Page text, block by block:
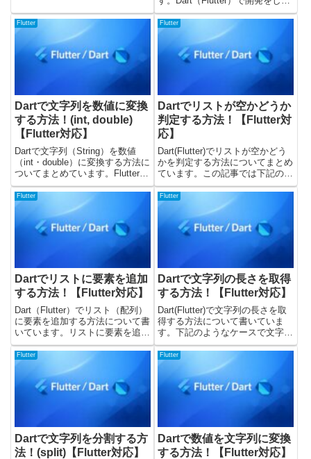
のレスポンスを結合したり、ペー
ジングしたデータをリストに追加
したりする...
いると、「このリストに特定の値
が含まれているか調べたい」とい
う場面はよくあります。例えば、
次のようなケースです。Todoリ
ストに同じ項目...
Flutter
Dartで文字列を数値に変換
する方法！(int, double)
【Flutter対応】
Dartで文字列（String）を数値
（int・double）に変換する方法に
ついてまとめています。Flutterで
ユーザー入力を受け取ったり、
APIレスポンスを処理したりする
場面でよく使うので、一度確認し
ておくと良いかと思います。この
記事...
Flutter
Dartでリストが空かどうか
判定する方法！【Flutter対
応】
Dart(Flutter)でリストが空かどう
かを判定する方法についてまとめ
ています。この記事では下記の内
容を確認してみました。isEmpty
を使った判定isNotEmpty を使っ
た判定length == 0 を使った判定
（非推奨）nul...
Flutter
Dartでリストに要素を追加
する方法！【Flutter対応】
Dart（Flutter）でリスト（配列）
に要素を追加する方法について書
いています。リストに要素を追加
する処理を書くのは、例えば次の
ようなケースです。ボタンを押し
たらリストにデータを追加したい
APIから取得したデータをリスト
に格納したい入力...
Flutter
Dartで文字列の長さを取得
する方法！【Flutter対応】
Dart(Flutter)で文字列の長さを取
得する方法について書いていま
す。下記のようなケースで文字列
の長さを取得したいときがありま
す。入力フォームで文字数制限を
かけたいパスワードの長さをチェ
ックしたいUI上で文字数カウント
を表示したいバリ...
Flutter
Dartで文字列を分割する方
法！(split)【Flutter対応】
Flutter
Dartで数値を文字列に変換
する方法！【Flutter対応】